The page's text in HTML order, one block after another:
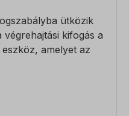
ütközik
kifogás a
amelyet az